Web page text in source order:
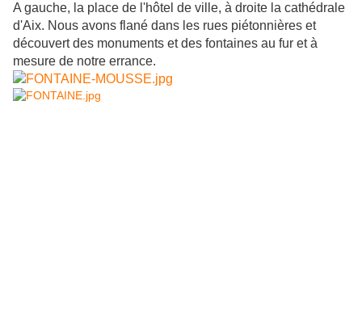
A gauche, la place de l'hôtel de ville, à droite la cathédrale
d'Aix. Nous avons flané dans les rues piétonnières et
découvert des monuments et des fontaines au fur et à
mesure de notre errance.